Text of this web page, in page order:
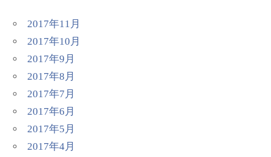
2017年11月
2017年10月
2017年9月
2017年8月
2017年7月
2017年6月
2017年5月
2017年4月